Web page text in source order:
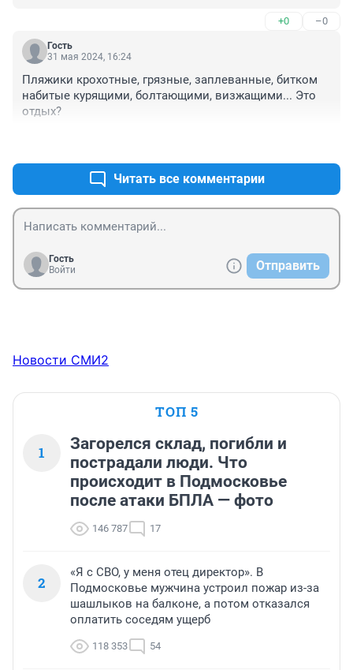
+0 –0
Гость
31 мая 2024, 16:24
Пляжики крохотные, грязные, заплеванные, битком
набитые курящими, болтающими, визжащими... Это
отдых?
Читать все комментарии
Гость
Войти
Отправить
Новости СМИ2
ТОП 5
1
Загорелся склад, погибли и
пострадали люди. Что
происходит в Подмосковье
после атаки БПЛА — фото
146 787 17
2
«Я с СВО, у меня отец директор». В
Подмосковье мужчина устроил пожар из-за
шашлыков на балконе, а потом отказался
оплатить соседям ущерб
118 353 54